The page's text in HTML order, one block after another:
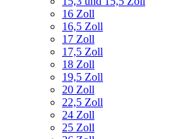
16 Zoll
16,5 Zoll
17 Zoll
17,5 Zoll
18 Zoll
19,5 Zoll
20 Zoll
22,5 Zoll
24 Zoll
25 Zoll